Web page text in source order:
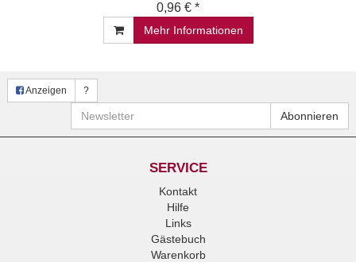
0,96 € *
Mehr Informationen
Anzeigen ?
Newsletter Abonnieren
SERVICE
Kontakt
Hilfe
Links
Gästebuch
Warenkorb